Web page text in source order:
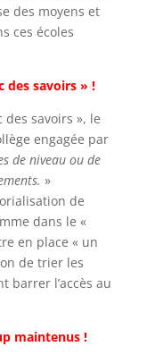
des moyens et
ces écoles
des savoirs » !
savoirs », le
engagée par
de niveau ou de
»
de
dans le «
en place « un
de trier les
barrer l’accès au
maintenus !